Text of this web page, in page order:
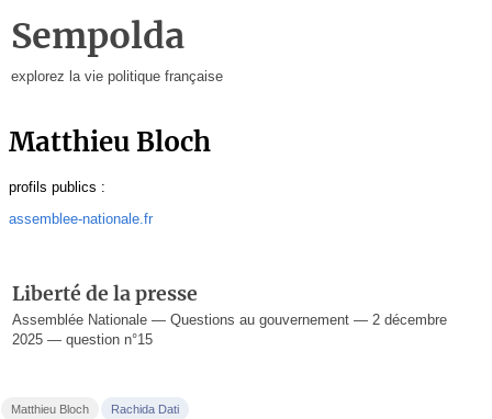
Sempolda
explorez la vie politique française
Matthieu Bloch
profils publics :
assemblee-nationale.fr
Liberté de la presse
Assemblée Nationale — Questions au gouvernement — 2 décembre
2025 — question n°15
Matthieu Bloch Rachida Dati